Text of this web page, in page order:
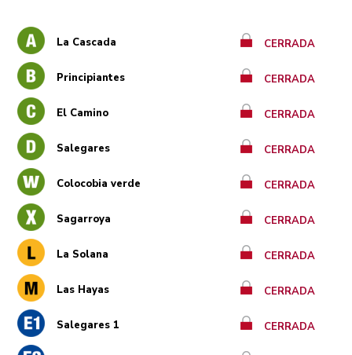
La Cascada CERRADA
Principiantes CERRADA
El Camino CERRADA
Salegares CERRADA
Colocobia verde CERRADA
Sagarroya CERRADA
La Solana CERRADA
Las Hayas CERRADA
Salegares 1 CERRADA